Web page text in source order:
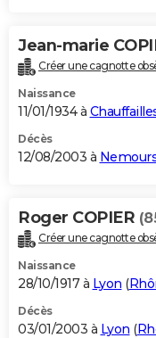
Jean-marie
Créer une cagnotte
Naissance
11/01/1934 à
Décès
12/08/2003 à
Roger COPIER
Créer une cagnotte
Naissance
28/10/1917 à Lyon (
Décès
03/01/2003 à Lyon (